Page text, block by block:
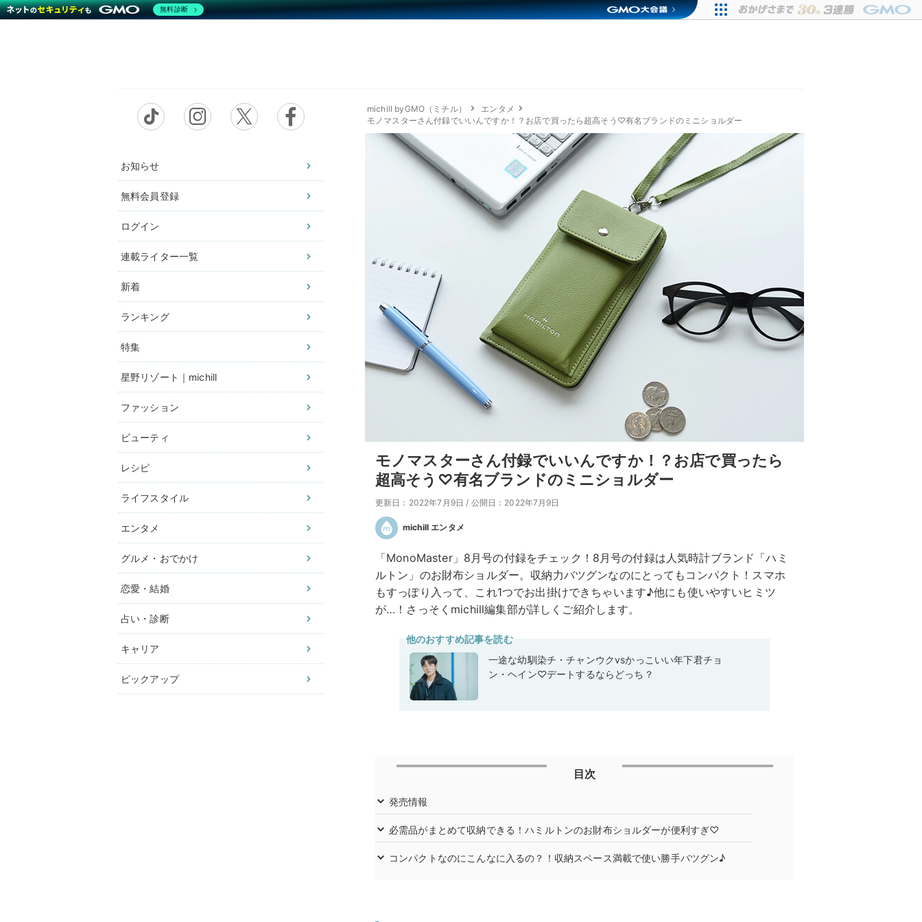
お知らせ
無料会員登録
ログイン
連載ライター一覧
新着
ランキング
特集
星野リゾート｜michill
ファッション
ビューティ
レシピ
ライフスタイル
エンタメ
グルメ・おでかけ
恋愛・結婚
占い・診断
キャリア
ピックアップ
michill byGMO（ミチル）
エンタメ
モノマスターさん付録でいいんですか！？お店で買ったら超高そう♡有名ブランドのミニショルダー
モノマスターさん付録でいいんですか！？お店で買ったら
超高そう♡有名ブランドのミニショルダー
更新日：2022年7月9日 / 公開日：2022年7月9日
michill エンタメ
「MonoMaster」8月号の付録をチェック！8月号の付録は人気時計ブランド「ハミ
ルトン」のお財布ショルダー。収納力バツグンなのにとってもコンパクト！スマホ
もすっぽり入って、これ1つでお出掛けできちゃいます♪他にも使いやすいヒミツ
が…！さっそくmichill編集部が詳しくご紹介します。
他のおすすめ記事を読む
一途な幼馴染チ・チャンウクvsかっこいい年下君チョ
ン・ヘイン♡デートするならどっち？
目次
発売情報
必需品がまとめて収納できる！ハミルトンのお財布ショルダーが便利すぎ♡
コンパクトなのにこんなに入るの？！収納スペース満載で使い勝手バツグン♪
無料診断